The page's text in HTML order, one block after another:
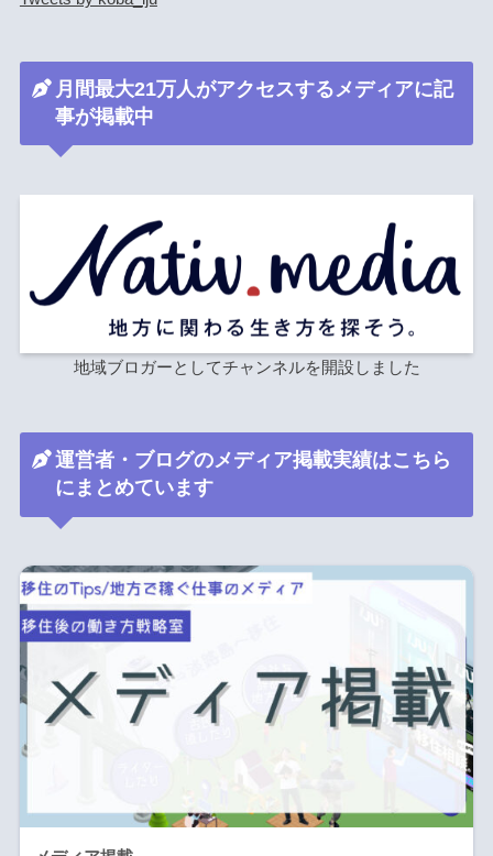
月間最大21万人がアクセスするメディアに記
事が掲載中
地域ブロガーとしてチャンネルを開設しました
運営者・ブログのメディア掲載実績はこちら
にまとめています